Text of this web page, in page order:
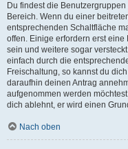
Du findest die
Bereich. Wenn du einer
entsprechenden Schaltfläche
offen. Einige erfordern erst
sein und weitere sogar
einfach durch die
Freischaltung, so kannst du
daraufhin deinen Antrag
aufgenommen werden
dich ablehnt, er wird einen
Nach oben